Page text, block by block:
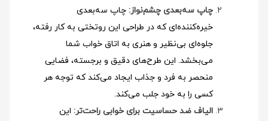
چاپ سه‌بعدی چشم‌نواز: چاپ سه‌بعدی
خیره‌کننده‌ای که در طراحی این روتختی به کار رفته،
جلوه‌ای بی‌نظیر و هنری به اتاق خواب شما
می‌بخشد. این طرح‌های دقیق و برجسته، فضایی
منحصر به فرد و جذاب ایجاد می‌کند که توجه هر
کسی را به خود جلب می‌کند.
الیاف ضد حساسیت برای خوابی راحت‌تر: این